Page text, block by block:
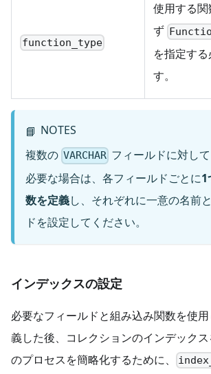
function_type
使用する
ず
を指定す
す。
📘 NOTES
複数の VARCHAR フィールドに対し
必要な場合は、各フィールドごとに1
数を定義し、それぞれに一意の名前
ドを設定してください。
インデックスの設定
必要なフィールドと組み込み関数を使
義した後、コレクションのインデック
のプロセスを簡略化するために、